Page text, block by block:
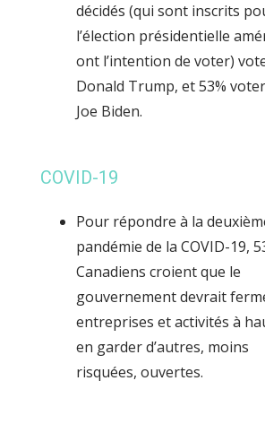
décidés (qui sont inscrits
l’élection présidentielle
ont l’intention de voter)
Donald Trump, et 53%
Joe Biden.
COVID-19
Pour répondre à la
pandémie de la COVID-19,
Canadiens croient que le
gouvernement devrait
entreprises et activités à
en garder d’autres, moins
risquées, ouvertes.